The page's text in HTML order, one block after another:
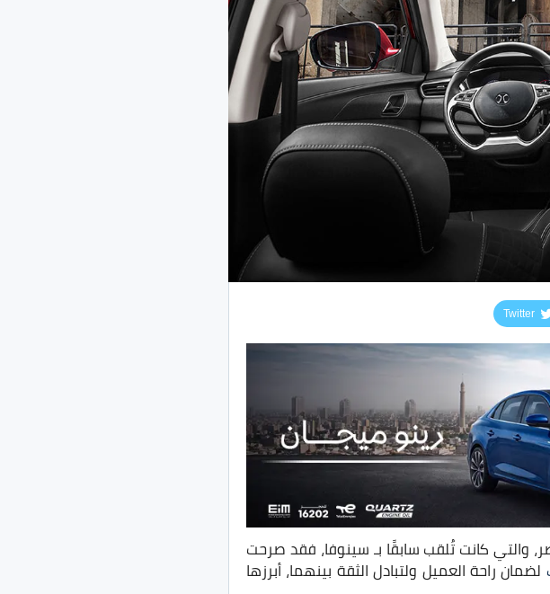
Twitter
والتي كانت تُلقب سابقًا بـ سينوفا، فقد صرحت
لضمان راحة العميل ولتبادل الثقة بينهما، أبرزها